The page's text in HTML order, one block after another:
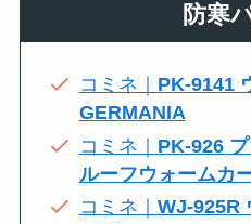
防寒
コミネ｜ PK-9141
GERMANIA
コミネ｜ PK-926
ルーフウォームカ
コミネ｜ WJ-925R